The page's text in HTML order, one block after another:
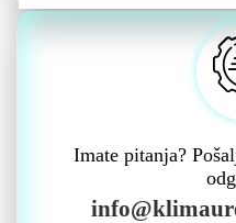
Imate pitanja?